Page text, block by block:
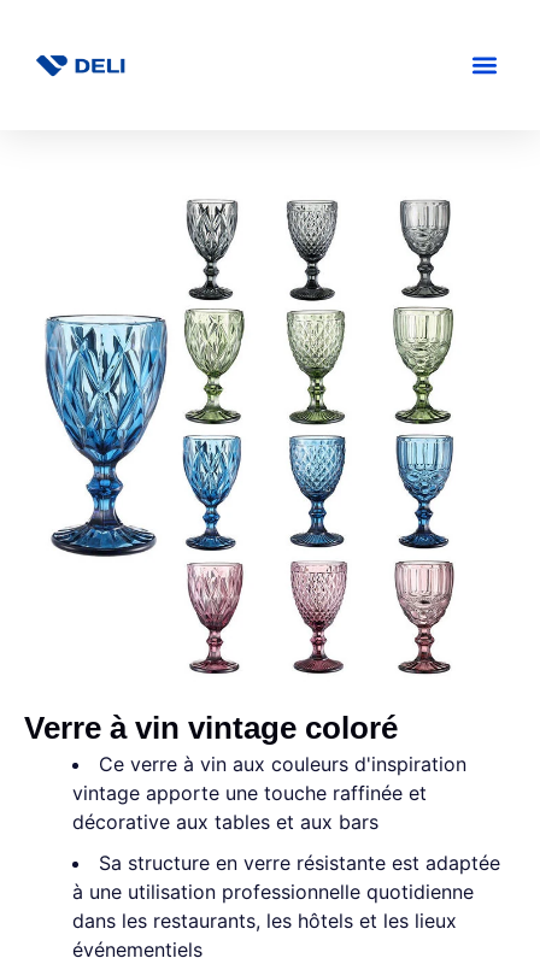
Verre à vin vintage coloré
Ce verre à vin aux couleurs d'inspiration
vintage apporte une touche raffinée et
décorative aux tables et aux bars
Sa structure en verre résistante est adaptée
à une utilisation professionnelle quotidienne
dans les restaurants, les hôtels et les lieux
événementiels